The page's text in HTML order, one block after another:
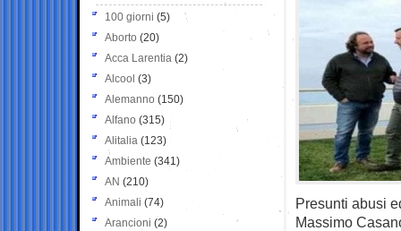
Presunti abusi
Massimo
100 giorni (5)
Aborto (20)
Acca Larentia (2)
Alcool (3)
Alemanno (150)
Alfano (315)
Alitalia (123)
Ambiente (341)
AN (210)
Animali (74)
Arancioni (2)